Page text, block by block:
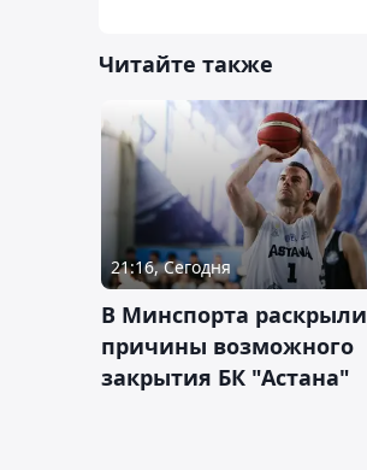
Читайте также
21:16, Сегодня
В Минспорта раскрыли
причины возможного
закрытия БК "Астана"